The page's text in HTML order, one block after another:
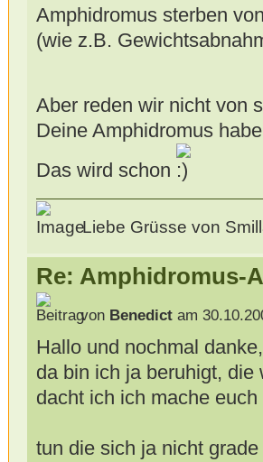
Amphidromus sterben
(wie z.B.
Aber reden wir nicht von
Deine Amphidromus
Das wird schon
Liebe Grüsse von
Re: Amphidromus-
von Benedictam
Hallo und nochmal danke,
da bin ich ja beruhigt,
dacht ich ich mache
tun die sich ja nicht grade